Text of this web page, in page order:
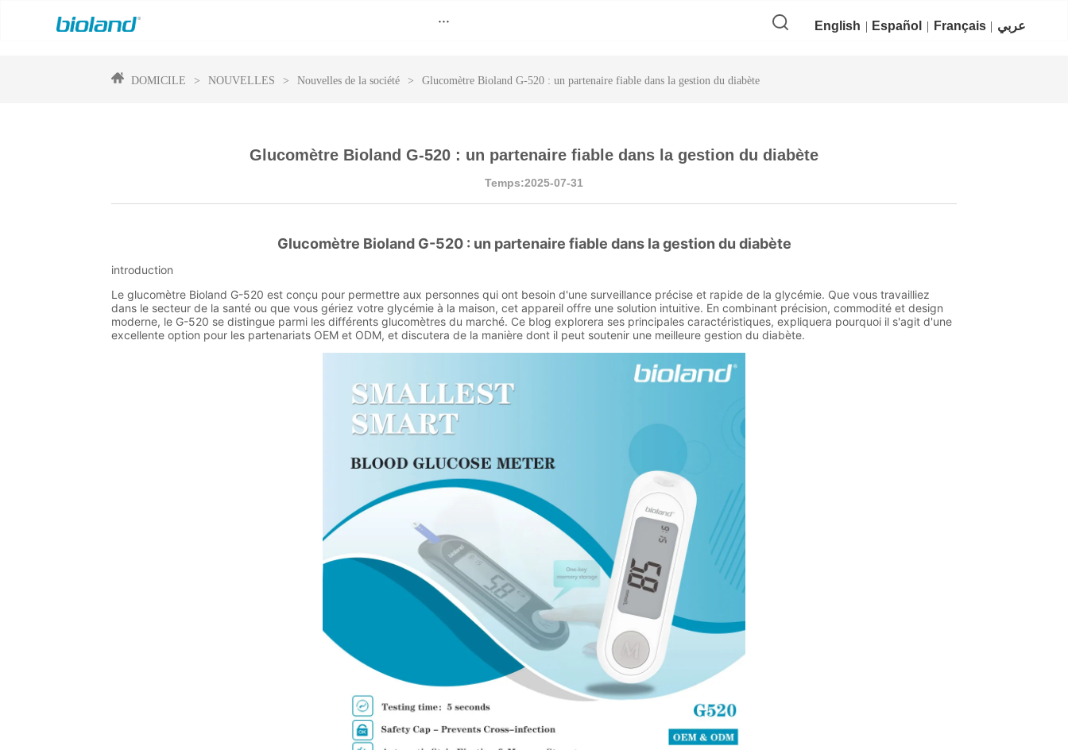
··· English Español Français عربي
DOMICILE > NOUVELLES > Nouvelles de la société > Glucomètre Bioland G-520 : un partenaire fiable dans la gestion du diabète
Glucomètre Bioland G-520 : un partenaire fiable dans la gestion du diabète
Temps:2025-07-31